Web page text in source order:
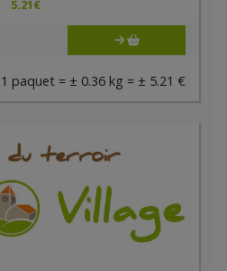
5.21€
1 paquet = ± 0.36 kg = ± 5.21 €